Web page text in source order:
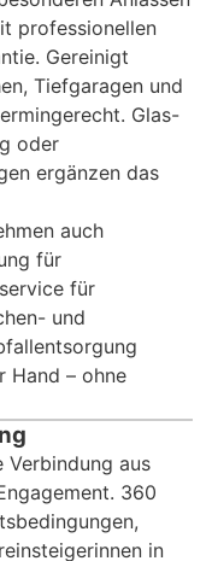
professionellen
Gereinigt
Tiefgaragen und
Glas-
oder
ergänzen das
auch
für
für
und
Hand – ohne
Verbindung aus
360
in